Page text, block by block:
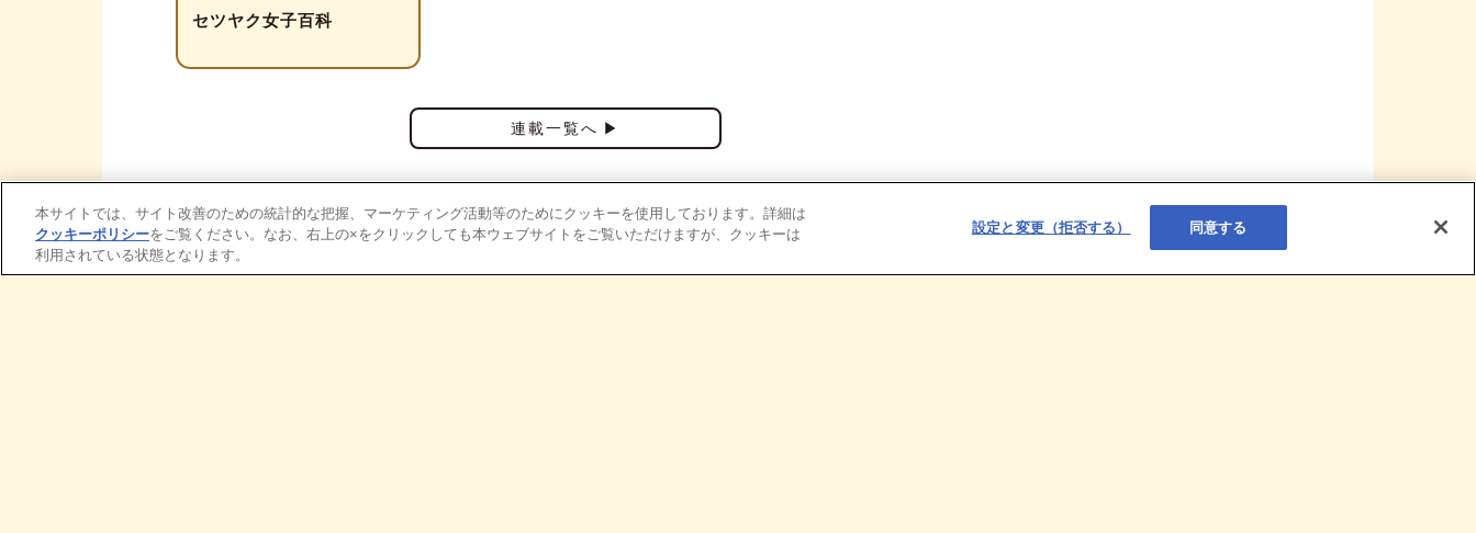
セツヤク女子百科
連載一覧へ
本サイトでは、サイト改善のための統計的な把握、マーケティング活動等のためにクッキーを使用しております。詳細は
クッキーポリシーをご覧ください。なお、右上の×をクリックしても本ウェブサイトをご覧いただけますが、クッキーは
利用されている状態となります。
設定と変更（拒否する） 同意する